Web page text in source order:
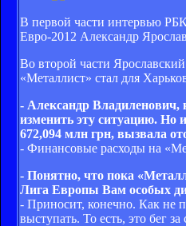
В первой части интервью
Евро-2012 Александр
Во второй части
«Металлист» стал для
- Александр Владиленович,
изменить эту ситуацию.
672,094 млн грн, вызвала
- Финансовые расходы на
- Понятно, что пока
Лига Европы Вам особых
- Приносит, конечно. Как не
выступать. То есть, это бег